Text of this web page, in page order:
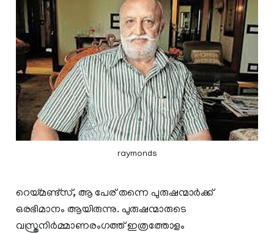
raymonds
റെയ്മണ്ട്സ്, ആ പേര് തന്നെ പുരുഷന്മാര്‍ക്ക്
ഒരഭിമാനം ആയിരുന്നു. പുരുഷന്മാരുടെ
വസ്ത്രനിര്‍മ്മാണരംഗത്ത് ഇത്രത്തോളം